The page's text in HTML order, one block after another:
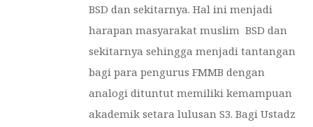
BSD dan sekitarnya. Hal ini menjadi
harapan masyarakat muslim BSD dan
sekitarnya sehingga menjadi tantangan
bagi para pengurus FMMB dengan
analogi dituntut memiliki kemampuan
akademik setara lulusan S3. Bagi Ustadz